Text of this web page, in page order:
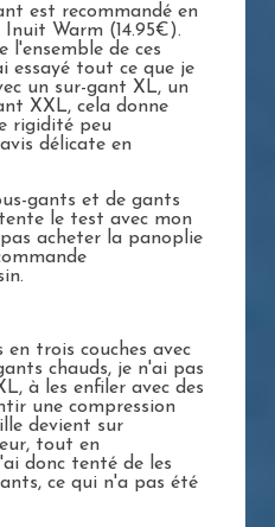
est recommandé en
Warm (14.95€).
l'ensemble de ces
essayé tout ce que je
un sur-gant XL, un
XXL, cela donne
rigidité peu
délicate en
gants et de gants
le test avec mon
acheter la panoplie
trois couches avec
chauds, je n'ai pas
à les enfiler avec des
une compression
devient sur
tout en
donc tenté de les
ce qui n'a pas été